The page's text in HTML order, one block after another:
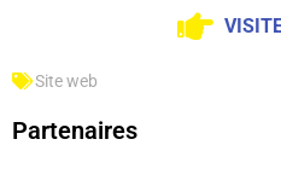
Site web
Partenaires